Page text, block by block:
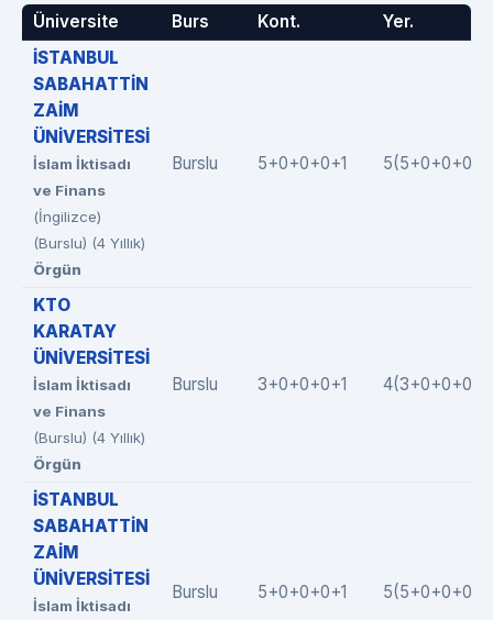
Üniversite Burs Kont.
Yer.
İSTANBUL
SABAHATTİN
ZAİM
ÜNİVERSİTESİ
İslam İktisadı
ve Finans
(İngilizce)
(Burslu) (4 Yıllık)
Örgün
Burslu 5+0+0+0+1
KTO
KARATAY
ÜNİVERSİTESİ
İslam İktisadı
ve Finans
(Burslu) (4 Yıllık)
Örgün
Burslu 3+0+0+0+1
İSTANBUL
SABAHATTİN
ZAİM
ÜNİVERSİTESİ
İslam İktisadı
Burslu 5+0+0+0+1